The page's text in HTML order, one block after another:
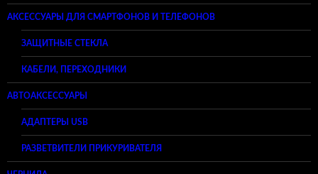
АКСЕССУАРЫ ДЛЯ СМАРТФОНОВ И ТЕЛЕФОНОВ
ЗАЩИТНЫЕ СТЕКЛА
КАБЕЛИ, ПЕРЕХОДНИКИ
АВТОАКСЕССУАРЫ
АДАПТЕРЫ USB
РАЗВЕТВИТЕЛИ ПРИКУРИВАТЕЛЯ